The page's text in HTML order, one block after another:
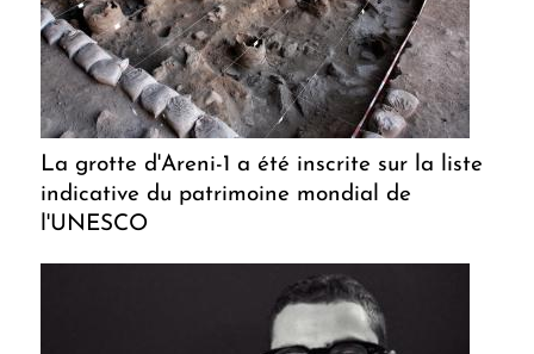
La grotte d'Areni-1 a été inscrite sur la liste
indicative du patrimoine mondial de
l'UNESCO